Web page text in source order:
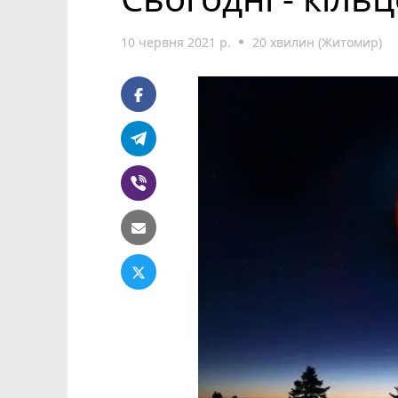
10 червня 2021 р. 20 хвилин (Житомир)